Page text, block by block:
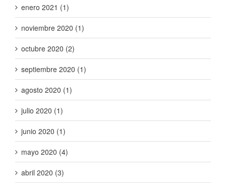
enero 2021 (1)
noviembre 2020 (1)
octubre 2020 (2)
septiembre 2020 (1)
agosto 2020 (1)
julio 2020 (1)
junio 2020 (1)
mayo 2020 (4)
abril 2020 (3)